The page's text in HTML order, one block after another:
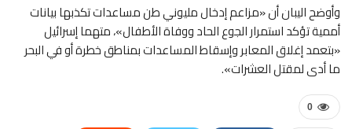
وأوضح اليبان أن «مزاعم إدخال مليوني طن مساعدات تكذبها بيانات
أممية تؤكد استمرار الجوع الحاد ووفاة الأطفال»، متهما إسرائيل
«بتعمد إغلاق المعابر وإسقاط المساعدات بمناطق خطرة أو في البحر
ما أدى لمقتل العشرات».
0